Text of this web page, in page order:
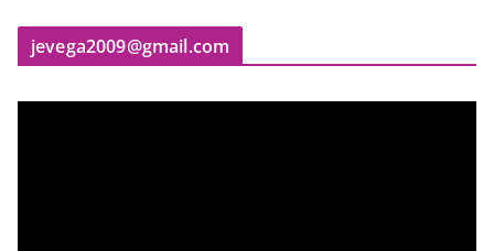
jevega2009@gmail.com